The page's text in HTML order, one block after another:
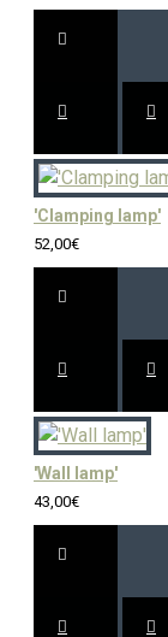
'Clamping lamp'
52,00€
'Wall lamp'
43,00€